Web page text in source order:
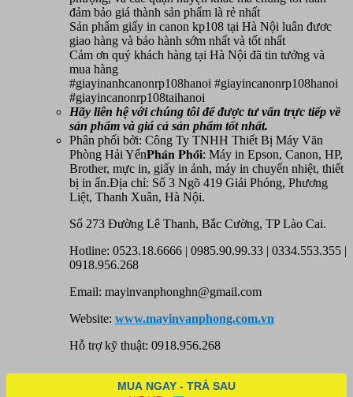
đảm bảo giá thành sản phẩm là rẻ nhất
Sản phẩm giấy in canon kp108 tại Hà Nội luân đươc
giao hàng và bảo hành sớm nhất và tốt nhất
Cảm ơn quý khách hàng tại Hà Nội đã tin tưởng và
mua hàng
#giayinanhcanonrp108hanoi #giayincanonrp108hanoi
#giayincanonrp108taihanoi
Hãy liên hệ với chúng tôi để được tư vấn trực tiếp về
sản phẩm và giá cả sản phẩm tốt nhất.
Phân phối bởi: Công Ty TNHH Thiết Bị Máy Văn
Phòng Hải Yến𝐏𝐡𝐚̂𝐧 𝐏𝐡𝐨̂́𝐢: Máy in Epson, Canon, HP,
Brother, mực in, giấy in ảnh, máy in chuyển nhiệt, thiết
bị in ấn.Địa chỉ: Số 3 Ngõ 419 Giải Phóng, Phương
Liệt, Thanh Xuân, Hà Nội.
Số 273 Đường Lê Thanh, Bắc Cường, TP Lào Cai.
Hotline: 0523.18.6666 | 0985.90.99.33 | 0334.553.355 |
0918.956.268
Email: mayinvanphonghn@gmail.com
Website: www.mayinvanphong.com.vn
Hỗ trợ kỹ thuật: 0918.956.268
MUA NGAY - TRẢ SAU